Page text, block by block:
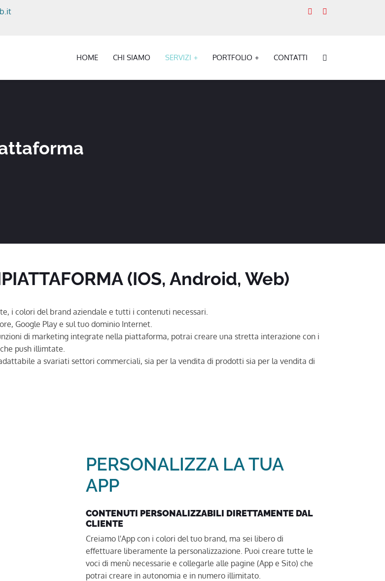
HOME CHI SIAMO SERVIZI PORTFOLIO CONTATTI
(IOS, Android, Web)
i colori del brand aziendale e tutti i contenuti necessari.
Google Play e sul tuo dominio Internet.
di marketing integrate nella piattaforma, potrai creare una stretta interazione con i
push illimtate.
a svariati settori commerciali, sia per la vendita di prodotti sia per la vendita di
PERSONALIZZA LA TUA
APP
CONTENUTI PERSONALIZZABILI DIRETTAMENTE DAL
CLIENTE
Creiamo l'App con i colori del tuo brand, ma sei libero di
effettuare liberamente la personalizzazione. Puoi creare tutte le
voci di menù necessarie e collegarle alle pagine (App e Sito) che
potrai creare in autonomia e in numero illimitato.